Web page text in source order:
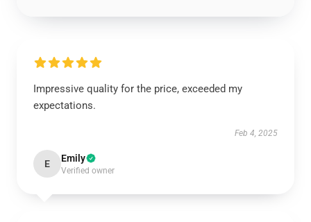
Impressive quality for the price, exceeded my
expectations.
Feb 4, 2025
E Emily
Verified owner